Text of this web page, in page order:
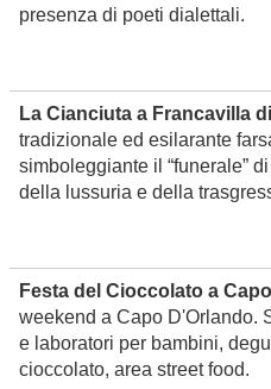
presenza di poeti dialettali.
La Cianciuta a Francavilla
tradizionale ed esilarante
simboleggiante il “funerale”
della lussuria e della
Festa del Cioccolato a
weekend a Capo D'Orlando.
e laboratori per bambini,
cioccolato, area street food.